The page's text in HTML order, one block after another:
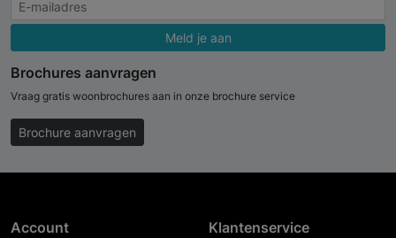
Meld je aan
Brochures aanvragen
Vraag gratis woonbrochures aan in onze brochure service
Brochure aanvragen
Account Klantenservice